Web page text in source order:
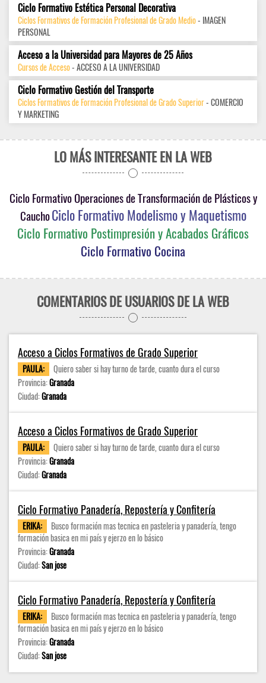
Ciclo Formativo Estética Personal Decorativa
Ciclos Formativos de Formación Profesional de Grado Medio- IMAGEN
PERSONAL
Acceso a la Universidad para Mayores de 25 Años
Cursos de Acceso- ACCESO A LA UNIVERSIDAD
Ciclo Formativo Gestión del Transporte
Ciclos Formativos de Formación Profesional de Grado Superior- COMERCIO
Y MARKETING
LO MÁS INTERESANTE EN LA WEB
Ciclo Formativo Operaciones de Transformación de Plásticos y
CauchoCiclo Formativo Modelismo y Maquetismo
Ciclo Formativo Postimpresión y Acabados Gráficos
Ciclo Formativo Cocina
COMENTARIOS DE USUARIOS DE LA WEB
Acceso a Ciclos Formativos de Grado Superior
PAULA:
Quiero saber si hay turno de tarde, cuanto dura el curso
Provincia:Granada
Ciudad:Granada
Acceso a Ciclos Formativos de Grado Superior
PAULA:
Quiero saber si hay turno de tarde, cuanto dura el curso
Provincia:Granada
Ciudad:Granada
Ciclo Formativo Panadería, Repostería y Confitería
ERIKA:
Busco formación mas tecnica en pasteleria y panadería, tengo
formación basica en mi país y ejerzo en lo básico
Provincia:Granada
Ciudad:San jose
Ciclo Formativo Panadería, Repostería y Confitería
ERIKA:
Busco formación mas tecnica en pasteleria y panadería, tengo
formación basica en mi país y ejerzo en lo básico
Provincia:Granada
Ciudad:San jose